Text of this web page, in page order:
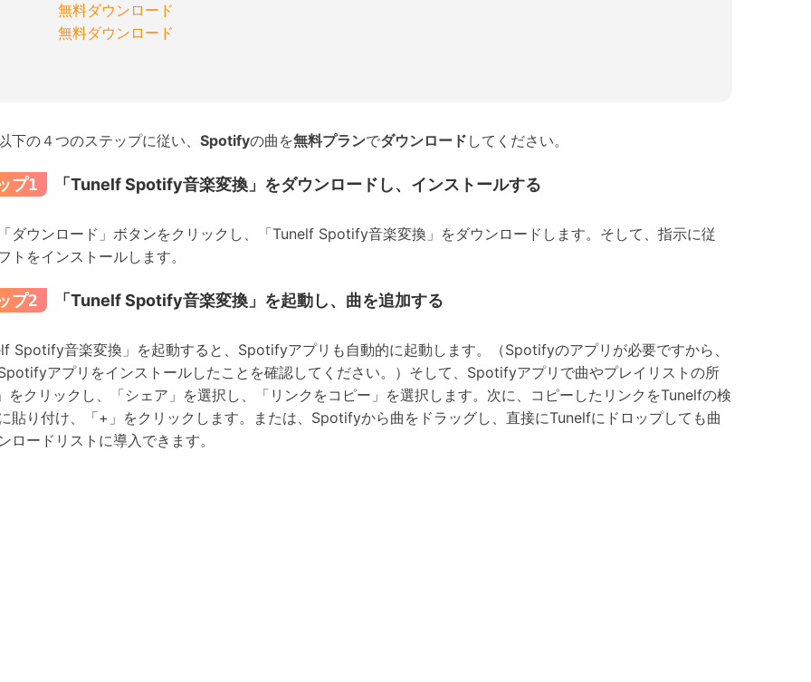
無料ダウンロード
無料ダウンロード
下の４つのステップに従い、 Spotifyの曲を無料プランでダウンロード してください。
プ1 「Tunelf Spotify音楽変換」をダウンロードし、インストールする
ダウンロード」ボタンをクリックし、「Tunelf Spotify音楽変換」をダウンロードします。そして、指示に従
トをインストールします。
プ2 「Tunelf Spotify音楽変換」を起動し、曲を追加する
Spotify音楽変換」を起動すると、Spotifyアプリも自動的に起動します。（Spotifyのアプリが必要ですから、
アプリをインストールしたことを確認してください。）そして、Spotifyアプリで曲やプレイリストの所
をクリックし、「シェア」を選択し、「リンクをコピー」を選択します。次に、コピーしたリンクをTunelfの検
貼り付け、「+」をクリックします。または、Spotifyから曲をドラッグし、直接にTunelfにドロップしても曲
ロードリストに導入できます。